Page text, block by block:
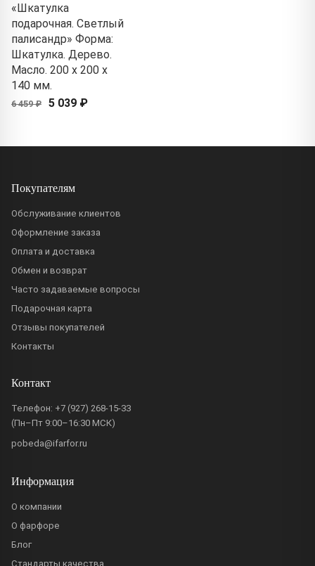
«Шкатулка
подарочная. Светлый
палисандр» Форма:
Шкатулка. Дерево.
Масло. 200 x 200 x
140 мм.
6 459 ₽ 5 039 ₽
Покупателям
Обслуживание клиентов
Оформление заказа
Оплата и доставка
Обмен и возврат
Часто задаваемые вопросы
Подарочная карта
Отзывы покупателей
Контакты
Контакт
Телефон: +7 (927) 268-15-33
(Пн–Пт 9:00–16:30 МСК)
pobeda@ifarfor.ru
Информация
О компании
О фарфоре
Блог
Стандарты качества